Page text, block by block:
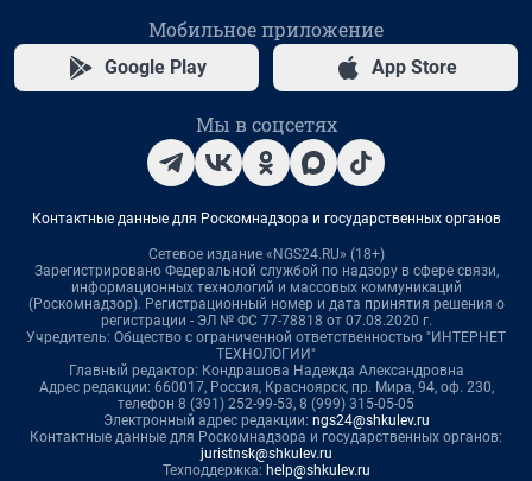
Мобильное приложение
Google Play App Store
Мы в соцсетях
Контактные данные для Роскомнадзора и государственных органов
Сетевое издание «NGS24.RU» (18+)
Зарегистрировано Федеральной службой по надзору в сфере связи,
информационных технологий и массовых коммуникаций
(Роскомнадзор). Регистрационный номер и дата принятия решения о
регистрации - ЭЛ № ФС 77-78818 от 07.08.2020 г.
Учредитель: Общество с ограниченной ответственностью "ИНТЕРНЕТ
ТЕХНОЛОГИИ"
Главный редактор: Кондрашова Надежда Александровна
Адрес редакции: 660017, Россия, Красноярск, пр. Мира, 94, оф. 230,
телефон 8 (391) 252-99-53, 8 (999) 315-05-05
Электронный адрес редакции: ngs24@shkulev.ru
Контактные данные для Роскомнадзора и государственных органов:
juristnsk@shkulev.ru
Техподдержка: help@shkulev.ru